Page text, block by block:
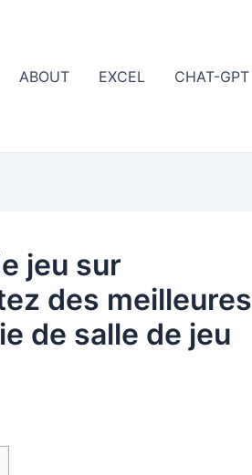
ABOUT EXCEL CHAT-GPT
jeu sur
des meilleures
de salle de jeu